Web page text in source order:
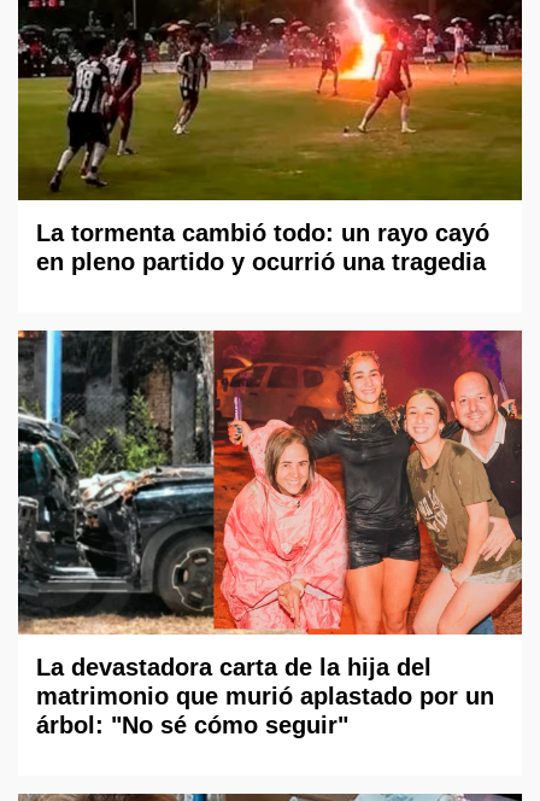
La tormenta cambió todo: un rayo cayó
en pleno partido y ocurrió una tragedia
La devastadora carta de la hija del
matrimonio que murió aplastado por un
árbol: "No sé cómo seguir"